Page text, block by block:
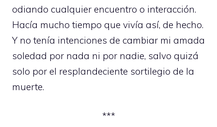
odiando cualquier encuentro o interacción.
Hacía mucho tiempo que vivía así, de hecho.
Y no tenía intenciones de cambiar mi amada
soledad por nada ni por nadie, salvo quizá
solo por el resplandeciente sortilegio de la
muerte.
***